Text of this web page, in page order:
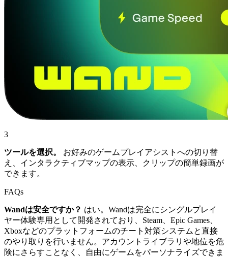
3
ツールを選択。
お好みのゲームプレイアシストへの切り替
え、インタラクティブマップの表示、クリップの簡単録画が
できます。
FAQs
Wandは安全ですか？ はい。Wandは完全にシングルプレイ
ヤー体験専用として開発されており、Steam、Epic Games、
Xboxなどのプラットフォームのチート対策システムと直接
のやり取りを行いません。アカウントライブラリや地位を危
険にさらすことなく、自由にゲームをパーソナライズできま